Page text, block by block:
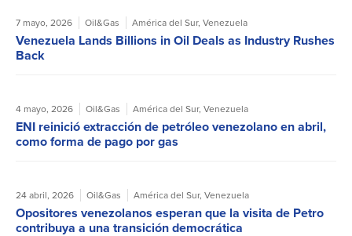
7 mayo, 2026 Oil&Gas América del Sur, Venezuela
Venezuela Lands Billions in Oil Deals as Industry Rushes
Back
4 mayo, 2026 Oil&Gas América del Sur, Venezuela
ENI reinició extracción de petróleo venezolano en abril,
como forma de pago por gas
24 abril, 2026 Oil&Gas América del Sur, Venezuela
Opositores venezolanos esperan que la visita de Petro
contribuya a una transición democrática